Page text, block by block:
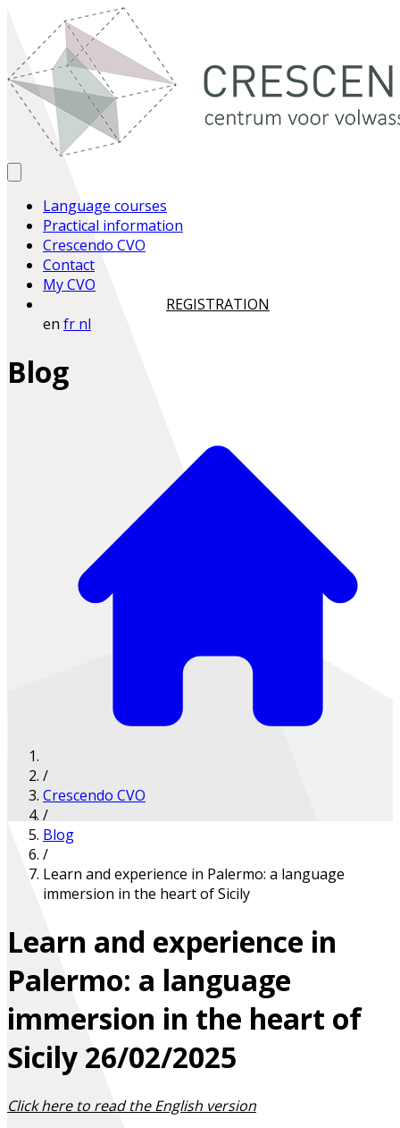
Language courses
Practical information
Crescendo CVO
Contact
My CVO
REGISTRATION
en fr nl
Blog
/
Crescendo CVO
/
Blog
/
Learn and experience in Palermo: a language
immersion in the heart of Sicily
Learn and experience in
Palermo: a language
immersion in the heart of
Sicily 26/02/2025
Click here to read the English version